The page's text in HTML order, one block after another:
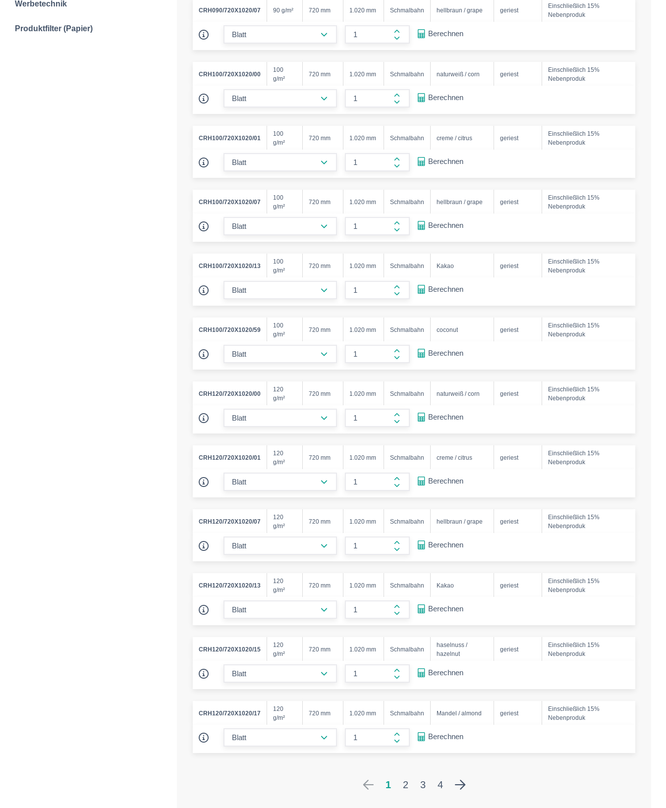
Werbetechnik
Produktfilter (Papier)
CRH090/720X1020/07 90 g/m² 720 mm 1.020 mm Schmalbahn hellbraun / grape geriest
Einschließlich 15%
Nebenproduk
form.increase-amount
Berechnen
CRH100/720X1020/00
100
g/m²
720 mm 1.020 mm Schmalbahn naturweiß / corn geriest
Einschließlich 15%
Nebenproduk
form.increase-amount
Berechnen
CRH100/720X1020/01
100
g/m²
720 mm 1.020 mm Schmalbahn creme / citrus geriest
Einschließlich 15%
Nebenproduk
form.increase-amount
Berechnen
CRH100/720X1020/07
100
g/m²
720 mm 1.020 mm Schmalbahn hellbraun / grape geriest
Einschließlich 15%
Nebenproduk
form.increase-amount
Berechnen
CRH100/720X1020/13
100
g/m²
720 mm 1.020 mm Schmalbahn Kakao geriest
Einschließlich 15%
Nebenproduk
form.increase-amount
Berechnen
CRH100/720X1020/59
100
g/m²
720 mm 1.020 mm Schmalbahn coconut geriest
Einschließlich 15%
Nebenproduk
form.increase-amount
Berechnen
CRH120/720X1020/00
120
g/m²
720 mm 1.020 mm Schmalbahn naturweiß / corn geriest
Einschließlich 15%
Nebenproduk
form.increase-amount
Berechnen
CRH120/720X1020/01
120
g/m²
720 mm 1.020 mm Schmalbahn creme / citrus geriest
Einschließlich 15%
Nebenproduk
form.increase-amount
Berechnen
CRH120/720X1020/07
120
g/m²
720 mm 1.020 mm Schmalbahn hellbraun / grape geriest
Einschließlich 15%
Nebenproduk
form.increase-amount
Berechnen
CRH120/720X1020/13
120
g/m²
720 mm 1.020 mm Schmalbahn Kakao geriest
Einschließlich 15%
Nebenproduk
form.increase-amount
Berechnen
CRH120/720X1020/15
120
g/m²
720 mm 1.020 mm Schmalbahn
haselnuss /
hazelnut
geriest
Einschließlich 15%
Nebenproduk
form.increase-amount
Berechnen
CRH120/720X1020/17
120
g/m²
720 mm 1.020 mm Schmalbahn Mandel / almond geriest
Einschließlich 15%
Nebenproduk
form.increase-amount
Berechnen
1 2 3 4